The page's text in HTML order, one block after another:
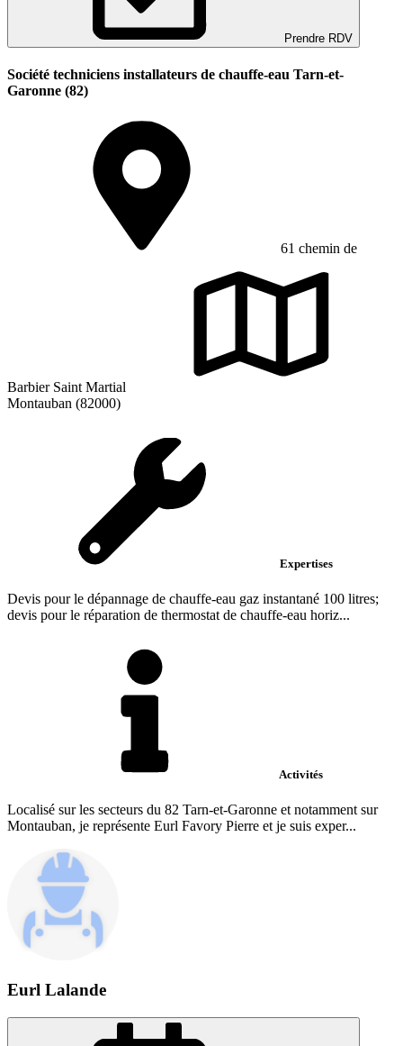
Prendre RDV
Société techniciens installateurs de chauffe-eau Tarn-et-
Garonne (82)
61 chemin de
Barbier Saint Martial
Montauban (82000)
Expertises
Devis pour le dépannage de chauffe-eau gaz instantané 100 litres;
devis pour le réparation de thermostat de chauffe-eau horiz...
Activités
Localisé sur les secteurs du 82 Tarn-et-Garonne et notamment sur
Montauban, je représente Eurl Favory Pierre et je suis exper...
Eurl Lalande